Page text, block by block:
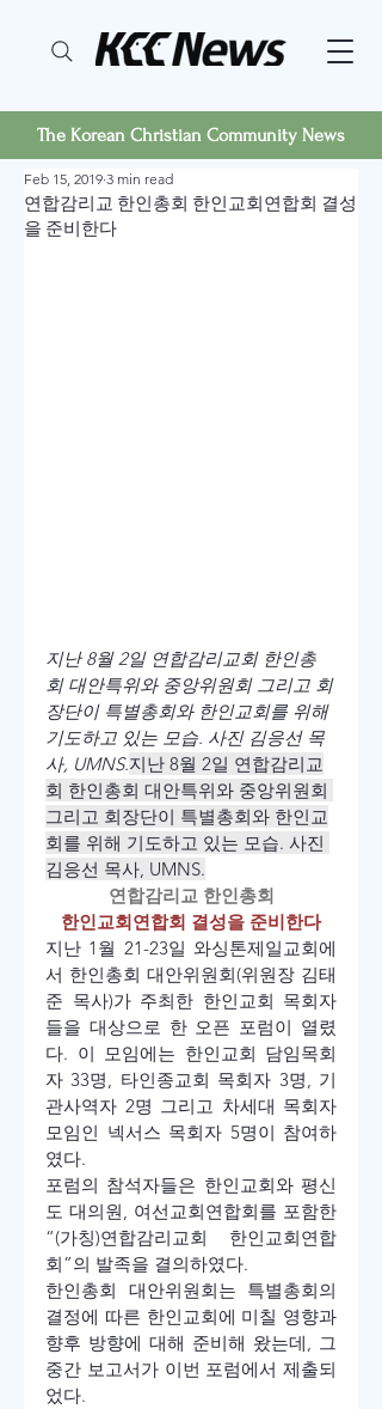
The Korean Christian Community News
연합감리교 한인총회 한인교회연합회 결성
을 준비한다
Feb 15, 2019 3 min read
지난 8월 2일 연합감리교회 한인총
회 대안특위와 중앙위원회 그리고 회
장단이 특별총회와 한인교회를 위해
기도하고 있는 모습. 사진 김응선 목
사, UMNS.지난 8월 2일 연합감리교
회 한인총회 대안특위와 중앙위원회
그리고 회장단이 특별총회와 한인교
회를 위해 기도하고 있는 모습. 사진
김응선 목사, UMNS.
연합감리교 한인총회
한인교회연합회 결성을 준비한다
지난 1월 21-23일 와싱톤제일교회에
서 한인총회 대안위원회(위원장 김태
준 목사)가 주최한 한인교회 목회자
들을 대상으로 한 오픈 포럼이 열렸
다. 이 모임에는 한인교회 담임목회
자 33명, 타인종교회 목회자 3명, 기
관사역자 2명 그리고 차세대 목회자
모임인 넥서스 목회자 5명이 참여하
였다.
포럼의 참석자들은 한인교회와 평신
도 대의원, 여선교회연합회를 포함한
“(가칭)연합감리교회 한인교회연합
회”의 발족을 결의하였다.
한인총회 대안위원회는 특별총회의
결정에 따른 한인교회에 미칠 영향과
향후 방향에 대해 준비해 왔는데, 그
중간 보고서가 이번 포럼에서 제출되
었다.